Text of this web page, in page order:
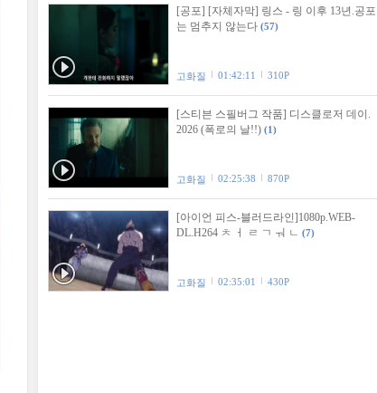
[공포] [자체자막] 링스 - 링 이후 13년.공포
는 멈추지 않는다 (57)
고화질 01:42:11 310P
[스티븐 스필버그 작품] 디스클로저 데이.
2026 (폭로의 날!!) (1)
고화질 02:25:38 870P
[아이언 피스-블러드라인]1080p.WEB-
DL.H264 ㅊ ㅓ ㄹ ㄱ ㅝ ㄴ (7)
고화질 02:35:01 430P